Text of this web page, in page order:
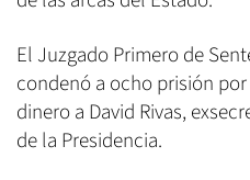
El Juzgado Primero de
condenó a ocho prisión
dinero a David Rivas,
de la Presidencia.